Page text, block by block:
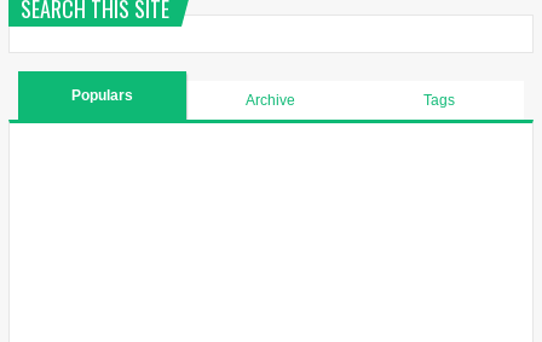
SEARCH THIS SITE
Populars Archive Tags